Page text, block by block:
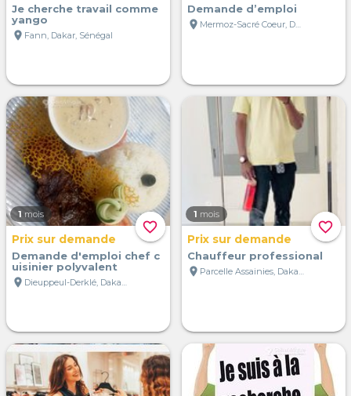
Je cherche travail comme
yango
location_on Fann, Dakar, Sénégal
Demande d’emploi
location_on
Mermoz-Sacré Coeur, Dakar, Sénégal
favorite_border
1 mois
Prix sur demande
Demande d'emploi chef c
uisinier polyvalent
location_on
Dieuppeul-Derklé, Dakar, Sénégal
favorite_border
1 mois
Prix sur demande
Chauffeur professional
location_on
Parcelle Assainies, Dakar, Sénégal